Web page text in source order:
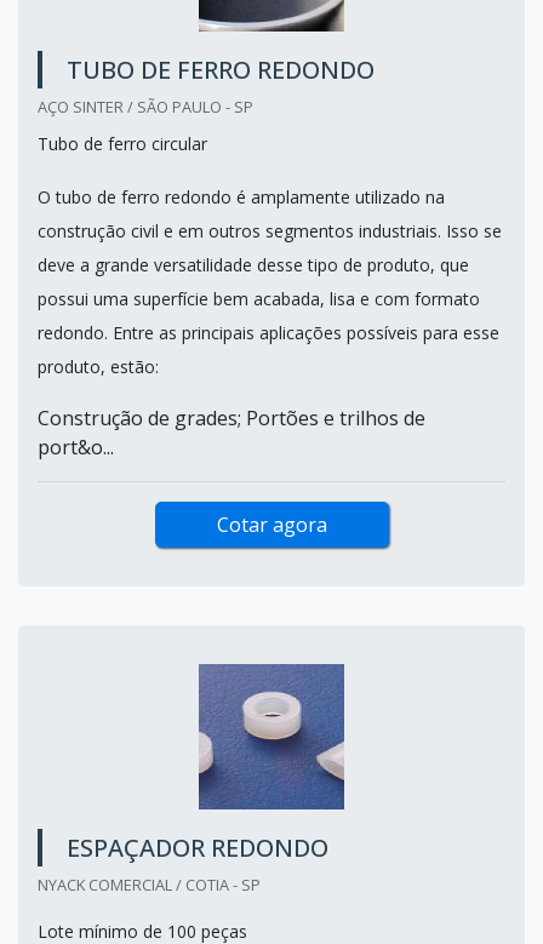
TUBO DE FERRO REDONDO
AÇO SINTER / SÃO PAULO - SP
Tubo de ferro circular
O tubo de ferro redondo é amplamente utilizado na
construção civil e em outros segmentos industriais. Isso se
deve a grande versatilidade desse tipo de produto, que
possui uma superfície bem acabada, lisa e com formato
redondo. Entre as principais aplicações possíveis para esse
produto, estão:
Construção de grades; Portões e trilhos de
port&o...
Cotar agora
ESPAÇADOR REDONDO
NYACK COMERCIAL / COTIA - SP
Lote mínimo de 100 peças